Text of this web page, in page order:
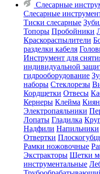
Слесарные
Слесарные
Тиски слесарные
Топоры Пробойники
Краскораспылители
разделки кабеля
Инструмент для
индивидуальной
гидрооборудование
наборы Стеклорезы
Кордщетки Отвесы
Кернеры Клейма
Электропаяльники
Лопаты Гладилка
Надфили Напильники
Отвертки
Рамки ножовочные
Экстракторы Щетки
инструментальные